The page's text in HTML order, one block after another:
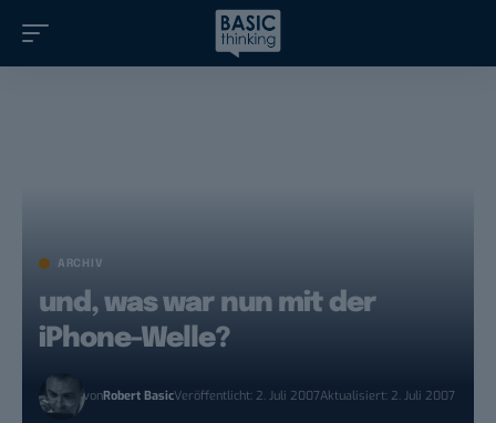
ARCHIV
und, was war nun mit der
iPhone-Welle?
vonRobert BasicVeröffentlicht: 2. Juli 2007Aktualisiert: 2. Juli 2007